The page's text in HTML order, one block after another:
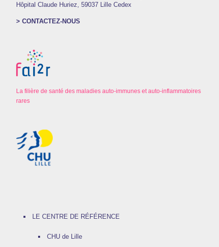
Hôpital Claude Huriez, 59037 Lille Cedex
> CONTACTEZ-NOUS
La filière de santé des maladies auto-immunes et auto-inflammatoires
rares
LE CENTRE DE RÉFÉRENCE
CHU de Lille